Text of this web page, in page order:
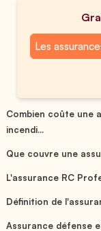
Les
Combien coûte une
incendi...
Que couvre une
L'assurance RC
Définition de
Assurance défense